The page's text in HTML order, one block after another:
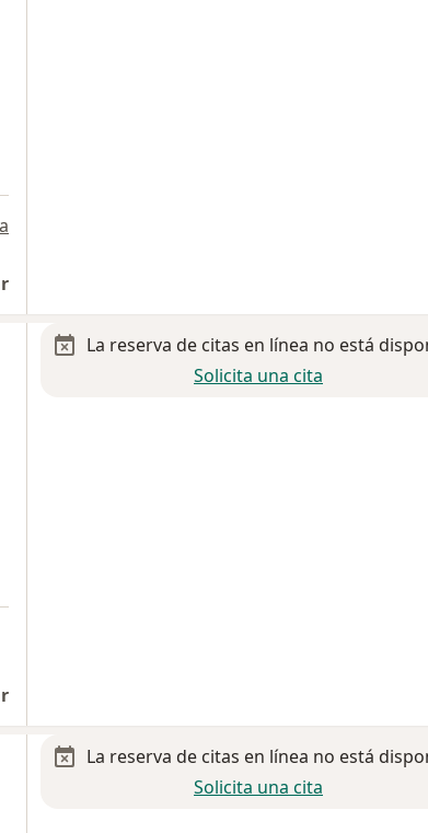
La reserva de citas en línea no está
Solicita una cita
La reserva de citas en línea no está
Solicita una cita